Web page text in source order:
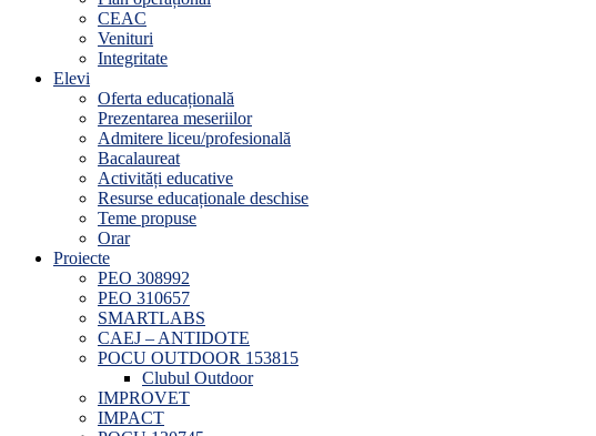
CEAC
Venituri
Integritate
Elevi
Oferta educațională
Prezentarea meseriilor
Admitere liceu/profesională
Bacalaureat
Activități educative
Resurse educaționale deschise
Teme propuse
Orar
Proiecte
PEO 308992
PEO 310657
SMARTLABS
CAEJ – ANTIDOTE
POCU OUTDOOR 153815
Clubul Outdoor
IMPROVET
IMPACT